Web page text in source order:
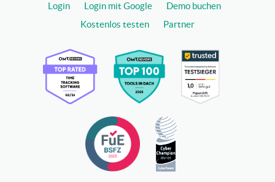
Login Login mit Google
Demo buchen
Kostenlos testen
Partner